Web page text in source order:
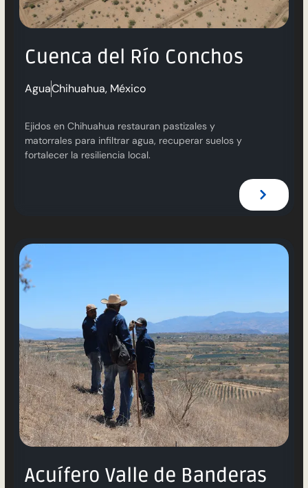
Cuenca del Río Conchos
AguaChihuahua, México
Ejidos en Chihuahua restauran pastizales y
matorrales para infiltrar agua, recuperar suelos y
fortalecer la resiliencia local.
Acuífero Valle de Banderas